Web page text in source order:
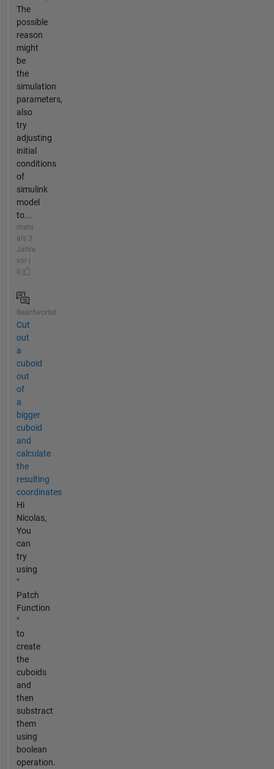
The
possible
reason
might
be
the
simulation
parameters,
also
try
adjusting
initial
conditions
of
simulink
model
to...
mehr
als 3
Jahre
vor |
0
Beantwortet
Cut
out
a
cuboid
out
of
a
bigger
cuboid
and
calculate
the
resulting
coordinates
Hi
Nicolas,
You
can
try
using
"
Patch
Function
"
to
create
the
cuboids
and
then
substract
them
using
boolean
operation.